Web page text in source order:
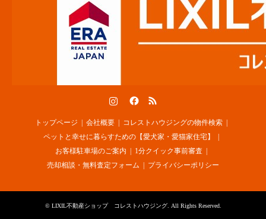
トップページ 会社概要
コレストハウジングの物件検索
ペットと幸せに暮らすための【愛犬家・愛猫家住宅】
お客様駐車場のご案内
1分クイック事前審査
売却相談・無料査定フォーム
プライバシーポリシー
© LIXIL不動産ショップ コレストハウジング. All Rights Reserved.